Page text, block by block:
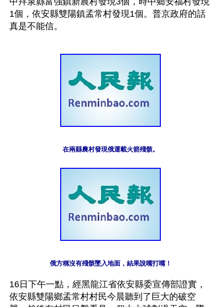
1個，依安縣雙陽鎮孟常村發現1個。普京政府的話
在兩縣農村發現俄運載火箭殘骸。
俄方稱沒有殘骸墜入地面，結果說嘴打嘴！
16日下午一點，經黑龍江省依安縣委宣傳部證實，
依安縣雙陽鄉孟常村村民今晨聽到了巨大的破空